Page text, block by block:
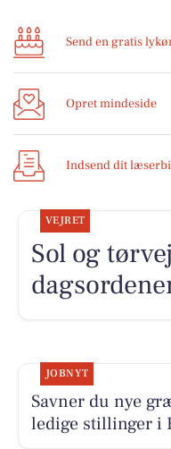
Send en gratis
Opret mindeside
Indsend dit
VEJRET
Sol og
JOBNYT
Savner du nye
ledige stillinger i